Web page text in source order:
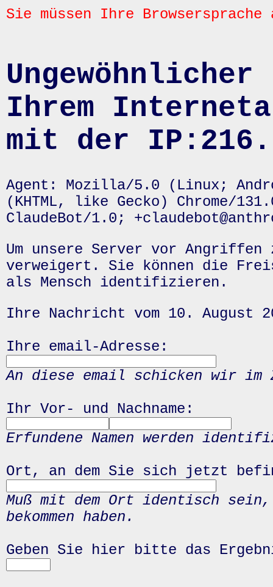
Sie müssen Ihre
Ihrem
mit der
Agent: Mozilla/5.0 (Linux;
(KHTML, like Gecko) Chrome/
ClaudeBot/1.0;
Um unsere Server vor
verweigert. Sie können die
als Mensch identifizieren.
Ihre Nachricht vom 10. August
Ihre email-Adresse:
An diese email schicken wir
Ihr Vor- und Nachname:
Erfundene Namen werden
Ort, an dem Sie sich jetzt
Muß mit dem Ort identisch
bekommen haben.
Geben Sie hier bitte das